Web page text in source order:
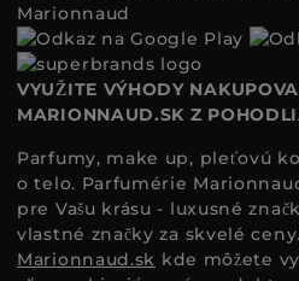
Marionnaud
VYUŽITE VÝHODY
MARIONNAUD.SK Z
Parfumy, make up, pleťovú
o telo. Parfumérie
pre Vašu krásu - luxusné
vlastné značky za skvelé
Marionnaud.sk kde môžete